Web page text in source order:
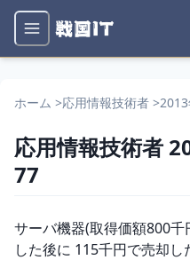
ホーム >応用情報技術者 >
応用情報技術者
77
問題文
サーバ機器(取得価額800
した後に 115千円で売却